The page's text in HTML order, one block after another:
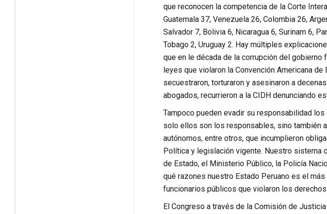
que reconocen la competencia de la Corte
Guatemala 37, Venezuela 26, Colombia 26,
Salvador 7, Bolivia 6, Nicaragua 6, Surinam 6,
Tobago 2, Uruguay 2. Hay múltiples
que en le década de la corrupción del
leyes que violaron la Convención Americana
secuestraron, torturaron y asesinaron a
abogados, recurrieron a la CIDH denunciando
Tampoco pueden evadir su responsabilidad los
solo ellos son los responsables, sino también
autónomos, entre otros, que incumplieron
Política y legislación vigente. Nuestro sistema
de Estado, el Ministerio Público, la Policía
qué razones nuestro Estado Peruano es el
funcionarios públicos que violaron los
El Congreso a través de la Comisión de